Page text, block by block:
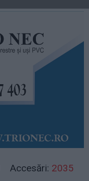
Accesări: 2035